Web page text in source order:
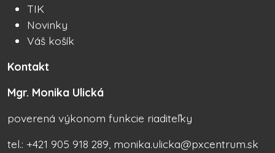
TIK
Novinky
Váš košík
Kontakt
Mgr. Monika Ulická
poverená výkonom funkcie riaditeľky
tel.: +421 905 918 289, monika.ulicka@pxcentrum.sk